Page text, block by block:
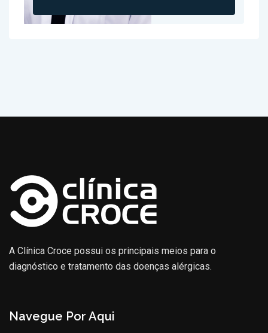
A Clínica Croce possui os principais meios para o
diagnóstico e tratamento das doenças alérgicas.
Navegue Por Aqui